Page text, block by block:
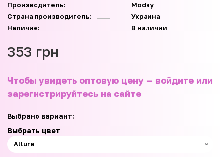
Производитель:
Moday
Страна производитель:
Украина
Наличие:
В наличии
353 грн
Чтобы увидеть оптовую цену — войдите или
зарегистрируйтесь на сайте
Выбрано вариант:
Выбрать цвет